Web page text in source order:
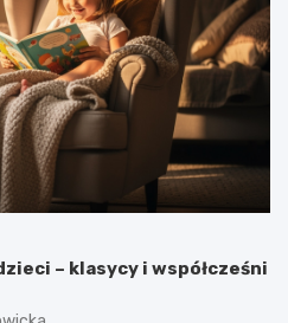
– klasycy i współcześni